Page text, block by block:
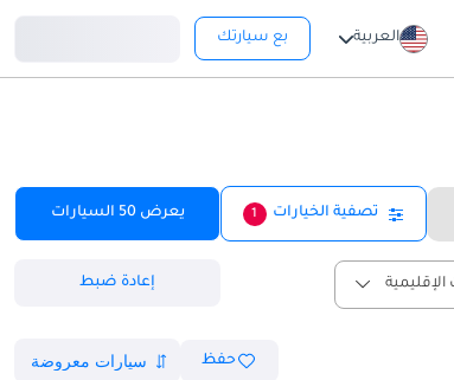
العربية بع سيارتك
تصفية الخيارات 1 يعرض50 السيارات
إعادة ضبط
حفظ